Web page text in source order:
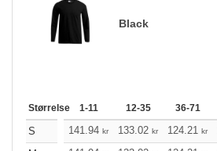
Black
Størrelse 1-11 12-35 36-71
S 141.94 kr 133.02 kr 124.21 kr